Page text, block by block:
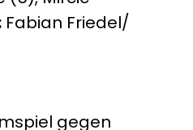
Fabian Friedel/
gegen